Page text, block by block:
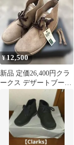
¥12,500
新品 定価26,400円クラ
ークス デザートブーツ
75周年 ウルフスエード